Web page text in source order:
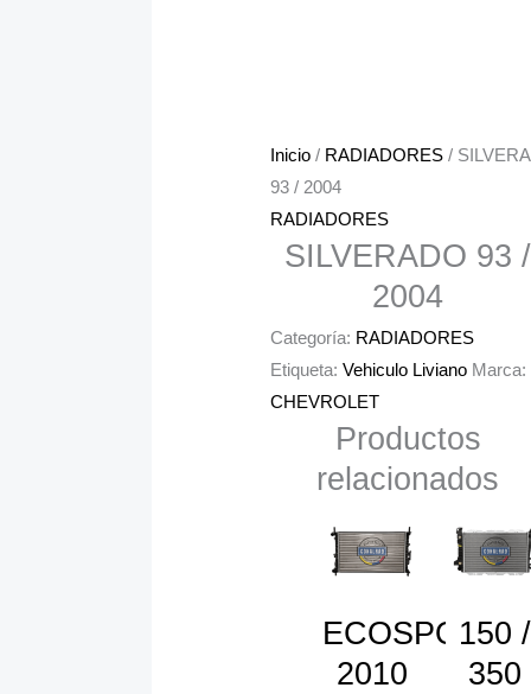
Inicio/ RADIADORES/
93 / 2004
RADIADORES
SILVERADO 93 /
2004
Categoría: RADIADORES
Etiqueta: Vehiculo Liviano Marca:
CHEVROLET
Productos
relacionados
ECOSPORT
2010
150 /
350